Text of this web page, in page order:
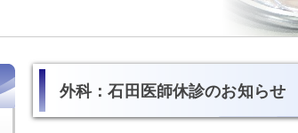
外科：石田医師休診のお知らせ